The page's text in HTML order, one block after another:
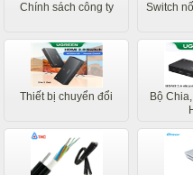
Chính sách công ty Switch
Thiết bị chuyển đổi
Bộ